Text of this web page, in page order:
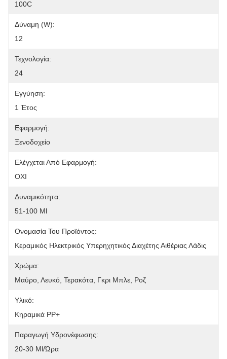
100C
Δύναμη (W):
12
Τεχνολογία:
24
Εγγύηση:
1 Έτος
Εφαρμογή:
Ξενοδοχείο
Ελέγχεται Από Εφαρμογή:
ΟΧΙ
Δυναμικότητα:
51-100 Ml
Ονομασία Του Προϊόντος:
Κεραμικός Ηλεκτρικός Υπερηχητικός Διαχέτης Αιθέριας Λάδις
Χρώμα:
Μαύρο, Λευκό, Τερακότα, Γκρι Μπλε, Ροζ
Υλικό:
Κηραμικά PP+
Παραγωγή Υδρονέφωσης:
20-30 Ml/ώρα